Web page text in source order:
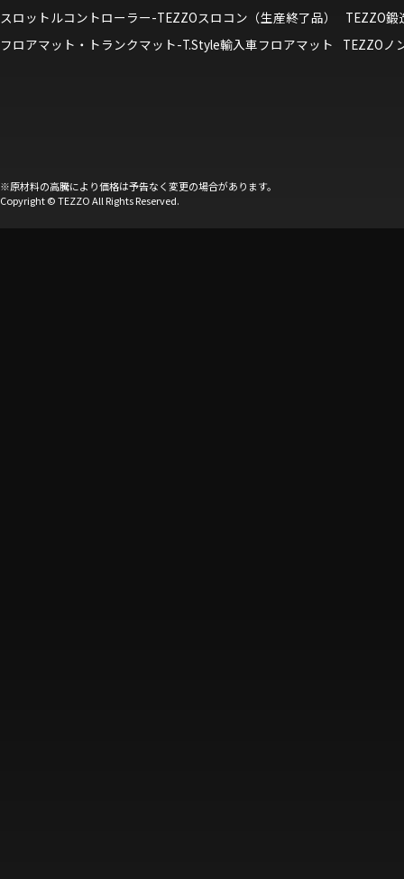
スロットルコントローラー-TEZZOスロコン（生産終了品）
TEZZO鍛
フロアマット・トランクマット-T.Style輸入車フロアマット
TEZZOノ
※原材料の高騰により価格は予告なく変更の場合があります。
Copyright © TEZZO All Rights Reserved.